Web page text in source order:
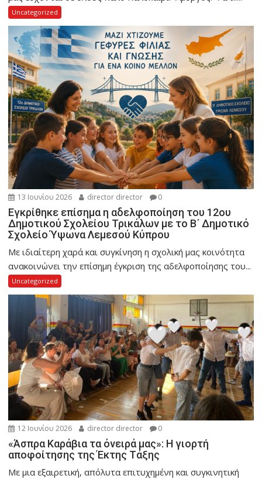
Uncategorized
13 Ιουνίου 2026 director director 0
Εγκρίθηκε επίσημα η αδελφοποίηση του 12ου
Δημοτικού Σχολείου Τρικάλων με το Β΄ Δημοτικό
Σχολείο Ύψωνα Λεμεσού Κύπρου
Με ιδιαίτερη χαρά και συγκίνηση η σχολική μας κοινότητα
ανακοινώνει την επίσημη έγκριση της αδελφοποίησης του...
Uncategorized
12 Ιουνίου 2026 director director 0
«Άσπρα Καράβια τα όνειρά μας»: Η γιορτή
αποφοίτησης της Έκτης Τάξης
Με μια εξαιρετική, απόλυτα επιτυχημένη και συγκινητική